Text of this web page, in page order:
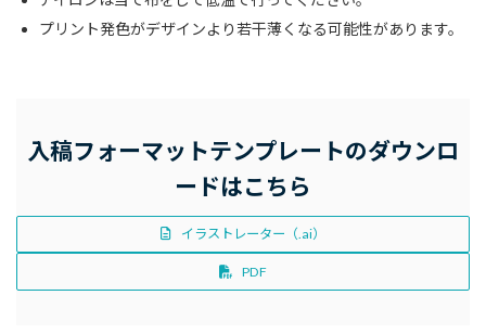
プリント発色がデザインより若干薄くなる可能性があります。
入稿フォーマットテンプレートのダウンロ
ードはこちら
イラストレーター（.ai）
PDF